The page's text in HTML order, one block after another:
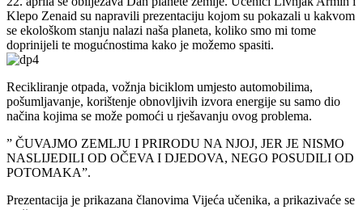
Klepo Zenaid su napravili prezentaciju kojom su pokazali u kakvom
se ekološkom stanju nalazi naša planeta, koliko smo mi tome
doprinijeli te mogućnostima kako je možemo spasiti.
Recikliranje otpada, vožnja biciklom umjesto automobilima,
pošumljavanje, korištenje obnovljivih izvora energije su samo dio
načina kojima se može pomoći u rješavanju ovog problema.
” ČUVAJMO ZEMLJU I PRIRODU NA NJOJ, JER JE NISMO
NASLIJEDILI OD OČEVA I DJEDOVA, NEGO POSUDILI OD
POTOMAKA”.
Prezentacija je prikazana članovima Vijeća učenika, a prikazivaće se